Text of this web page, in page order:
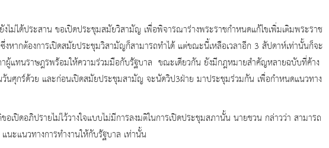
ไม่ได้ประสาน ขอเปิดประชุมสมัยวิสามัญ เพื่อพิจารณาร่างพระราชกำหนดแก้ไขเพิ่มเติมพระราช
หากต้องการเปิดสมัยประชุมวิสามัญก็สามารถทำได้ แต่ขณะนี้เหลือเวลาอีก 3 สัปดาห์เท่านั้นก็จะ
ผู้แทนราษฎรพร้อมให้ความร่วมมือกับรัฐบาล ขณะเดียวกัน ยังมีกฎหมายสำคัญหลายฉบับที่ค้าง
นศุกร์ด้วย และก่อนเปิดสมัยประชุมสามัญ จะนัดวิป3ฝ่าย มาประชุมร่วมกัน เพื่อกำหนดแนวทาง
เปิดอภิปรายไม่ไว้วางใจแบบไม่มีการลงมติในการเปิดประชุมสภานั้น นายชวน กล่าวว่า สามารถ
นะแนวทางการทำงานให้กับรัฐบาล เท่านั้น